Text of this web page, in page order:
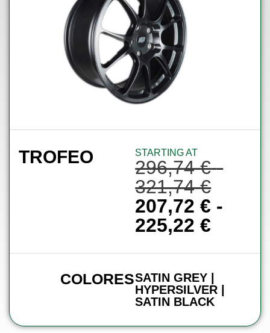
TROFEO STARTING AT
296,74€ -
321,74€
207,72€ -
225,22€
COLORESSATIN GREY |
HYPERSILVER |
SATIN BLACK